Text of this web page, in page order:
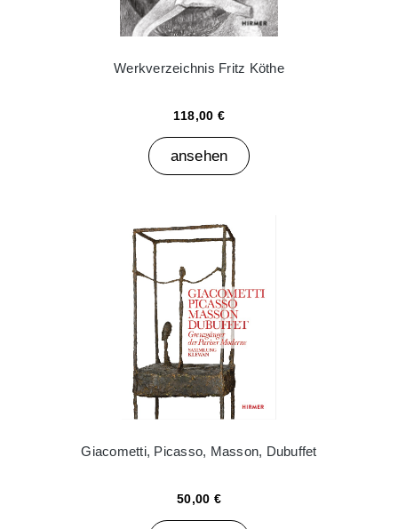
Werkverzeichnis Fritz Köthe
118,00 €
ansehen
Giacometti, Picasso, Masson, Dubuffet
50,00 €